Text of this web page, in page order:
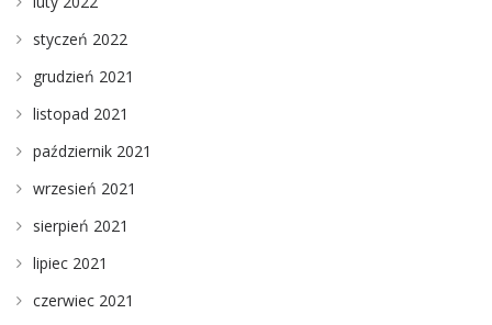
styczeń 2022
grudzień 2021
listopad 2021
październik 2021
wrzesień 2021
sierpień 2021
lipiec 2021
czerwiec 2021